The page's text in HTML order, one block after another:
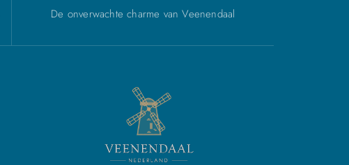
De onverwachte charme van Veenendaal